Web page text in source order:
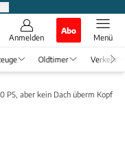
Anmelden
Abo
Menü
Oldtimer Verkehr
PS, aber kein Dach überm Kopf